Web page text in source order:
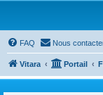
FAQ Nous
Vitara Portail